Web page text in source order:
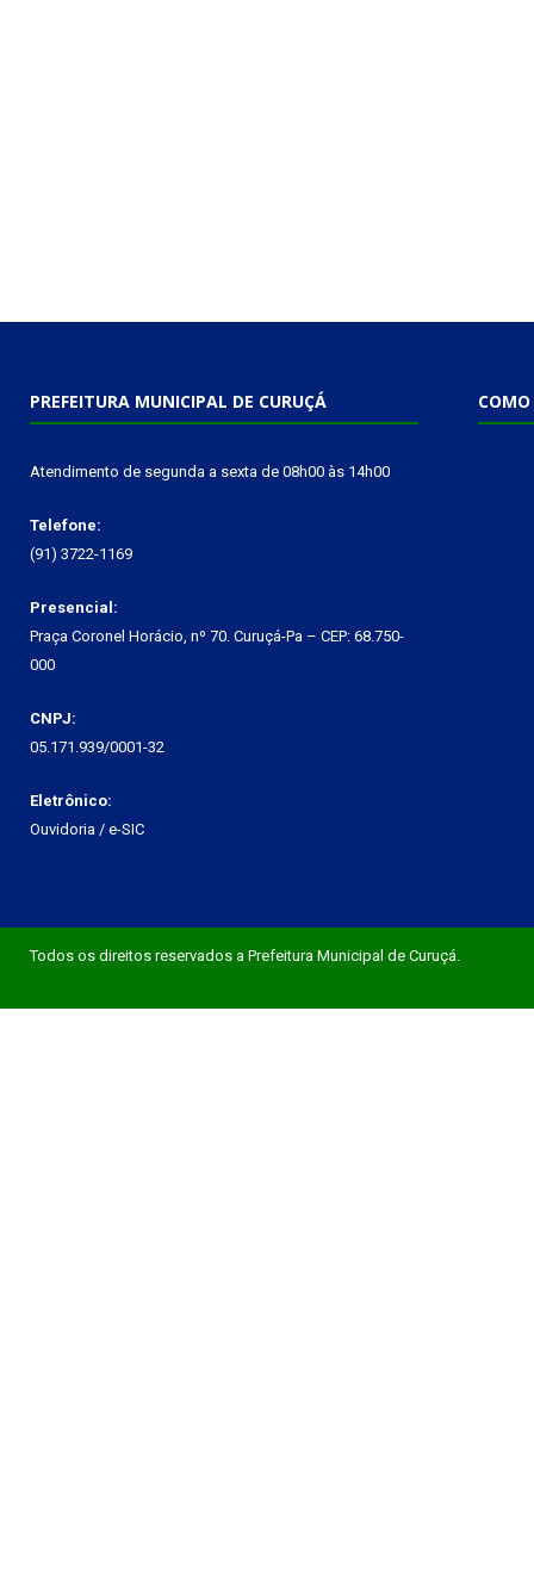
PREFEITURA MUNICIPAL DE CURUÇÁ
Atendimento de segunda a sexta de 08h00 às 14h00
Telefone:
(91) 3722-1169
Presencial:
Praça Coronel Horácio, nº 70. Curuçá-Pa – CEP: 68.750-
000
CNPJ:
05.171.939/0001-32
Eletrônico:
Ouvidoria / e-SIC
COMO
Todos os direitos reservados a Prefeitura Municipal de Curuçá.